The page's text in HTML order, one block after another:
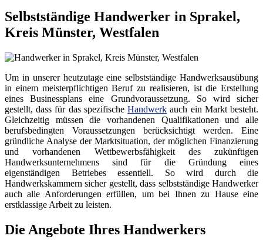
Selbstständige Handwerker in Sprakel,
Kreis Münster, Westfalen
Um in unserer heutzutage eine selbstständige Handwerksausübung
in einem meisterpflichtigen Beruf zu realisieren, ist die Erstellung
eines Businessplans eine Grundvoraussetzung. So wird sicher
gestellt, dass für das spezifischeHandwerk auch ein Markt besteht.
Gleichzeitig müssen die vorhandenen Qualifikationen und alle
berufsbedingten Voraussetzungen berücksichtigt werden. Eine
gründliche Analyse der Marktsituation, der möglichen Finanzierung
und vorhandenen Wettbewerbsfähigkeit des zukünftigen
Handwerksunternehmens sind für die Gründung eines
eigenständigen Betriebes essentiell. So wird durch die
Handwerkskammern sicher gestellt, dass selbstständige Handwerker
auch alle Anforderungen erfüllen, um bei Ihnen zu Hause eine
erstklassige Arbeit zu leisten.
Die Angebote Ihres Handwerkers